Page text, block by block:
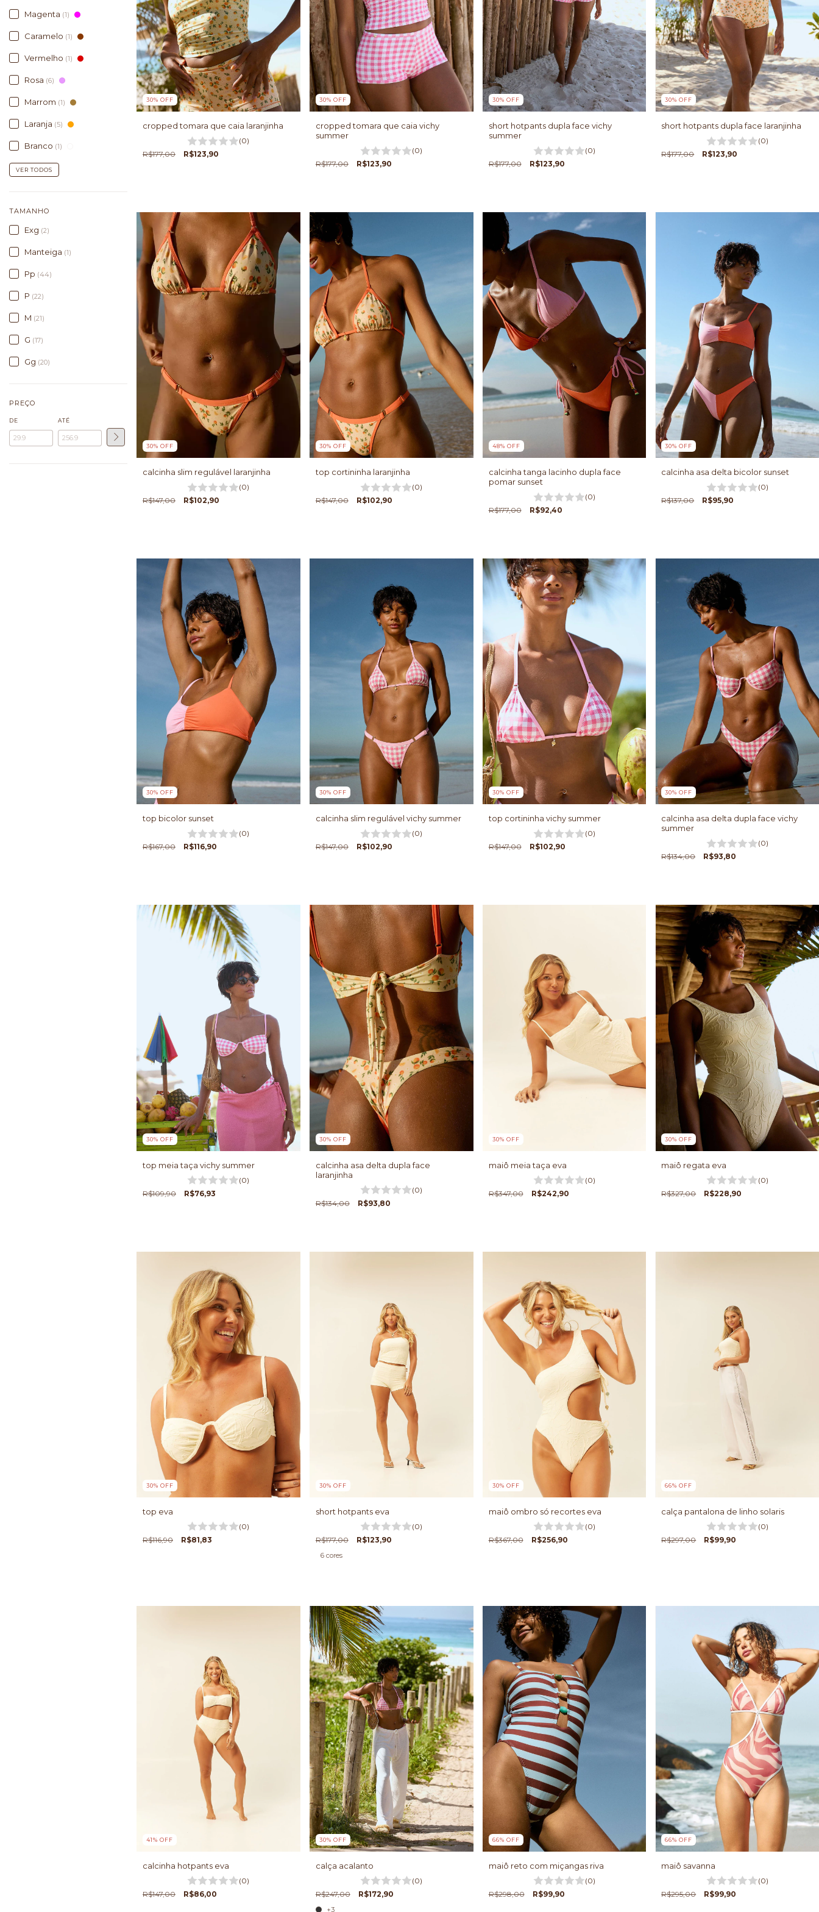
Magenta (1)
Caramelo (1)
Vermelho (1)
Rosa (6)
Marrom (1)
Laranja (5)
Branco (1)
VER TODOS
TAMANHO
Exg (2)
Manteiga (1)
Pp (44)
P (22)
M (21)
G (17)
Gg (20)
PREÇO
DE ATÉ
30% OFF
cropped tomara que caia laranjinha
(0)
R$177,00
R$123,90
30% OFF
cropped tomara que caia vichy
summer
(0)
R$177,00
R$123,90
30% OFF
short hotpants dupla face vichy
summer
(0)
R$177,00
R$123,90
30%OFF
short hotpants dupla face laranjinha
(0)
R$177,00
R$123,90
30% OFF
calcinha slim regulável laranjinha
(0)
R$147,00
R$102,90
30% OFF
top cortininha laranjinha
(0)
R$147,00
R$102,90
48% OFF
calcinha tanga lacinho dupla face
pomar sunset
(0)
R$177,00
R$92,40
30%OFF
calcinha asa delta bicolor sunset
(0)
R$137,00
R$95,90
30% OFF
top bicolor sunset
(0)
R$167,00
R$116,90
30% OFF
calcinha slim regulável vichy summer
(0)
R$147,00
R$102,90
30% OFF
top cortininha vichy summer
(0)
R$147,00
R$102,90
30%OFF
calcinha asa delta dupla face vichy
summer
(0)
R$134,00
R$93,80
30% OFF
top meia taça vichy summer
(0)
R$109,90
R$76,93
30% OFF
calcinha asa delta dupla face
laranjinha
(0)
R$134,00
R$93,80
30% OFF
maiô meia taça eva
(0)
R$347,00
R$242,90
30%OFF
maiô regata eva
(0)
R$327,00
R$228,90
30% OFF
top eva
(0)
R$116,90
R$81,83
30% OFF
short hotpants eva
(0)
R$177,00
R$123,90
6 cores
30% OFF
maiô ombro só recortes eva
(0)
R$367,00
R$256,90
66%OFF
calça pantalona de linho solaris
(0)
R$297,00
R$99,90
41% OFF
calcinha hotpants eva
(0)
R$147,00
R$86,00
30% OFF
calça acalanto
(0)
R$247,00
R$172,90
+3
66% OFF
maiô reto com miçangas riva
(0)
R$298,00
R$99,90
66%OFF
maiô savanna
(0)
R$295,00
R$99,90